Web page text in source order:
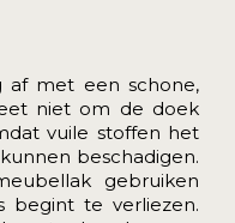
af met een schone,
niet om de doek
vuile stoffen het
beschadigen.
gebruiken
begint te verliezen.